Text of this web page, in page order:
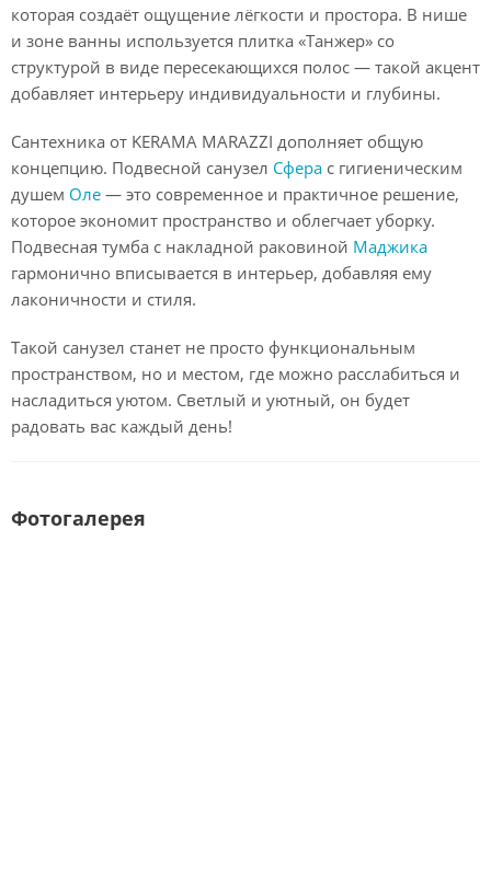
которая создаёт ощущение лёгкости и простора. В нише
и зоне ванны используется плитка «Танжер» со
структурой в виде пересекающихся полос — такой акцент
добавляет интерьеру индивидуальности и глубины.
Сантехника от KERAMA MARAZZI дополняет общую
концепцию. Подвесной санузел Сфера с гигиеническим
душем Оле — это современное и практичное решение,
которое экономит пространство и облегчает уборку.
Подвесная тумба с накладной раковиной Маджика
гармонично вписывается в интерьер, добавляя ему
лаконичности и стиля.
Такой санузел станет не просто функциональным
пространством, но и местом, где можно расслабиться и
насладиться уютом. Светлый и уютный, он будет
радовать вас каждый день!
Фотогалерея